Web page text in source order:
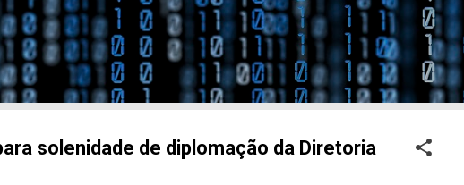
solenidade de diplomação da Diretoria